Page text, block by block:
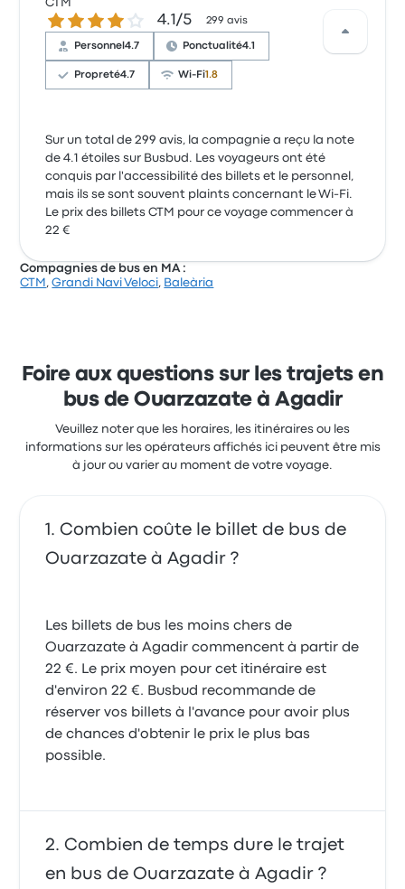
CTM
4.1 sur 5 étoiles 4.1/5 299 avis
Personnel4.7 Ponctualité4.1
Propreté4.7 Wi-Fi1.8
Sur un total de 299 avis, la compagnie a reçu la note
de 4.1 étoiles sur Busbud. Les voyageurs ont été
conquis par l'accessibilité des billets et le personnel,
mais ils se sont souvent plaints concernant le Wi-Fi.
Le prix des billets CTM pour ce voyage commencer à
22 €
Compagnies de bus en MA :
CTM ,Grandi Navi Veloci, Baleària
Foire aux questions sur les trajets en
bus de Ouarzazate à Agadir
Veuillez noter que les horaires, les itinéraires ou les
informations sur les opérateurs affichés ici peuvent être mis
à jour ou varier au moment de votre voyage.
Combien coûte le billet de bus de
Ouarzazate à Agadir ?
Les billets de bus les moins chers de
Ouarzazate à Agadir commencent à partir de
22 €. Le prix moyen pour cet itinéraire est
d'environ 22 €. Busbud recommande de
réserver vos billets à l'avance pour avoir plus
de chances d'obtenir le prix le plus bas
possible.
Combien de temps dure le trajet
en bus de Ouarzazate à Agadir ?